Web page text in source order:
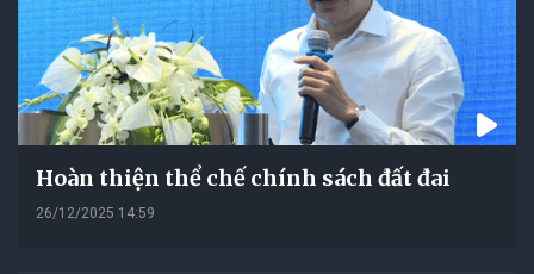
Hoàn thiện thể chế chính sách đất đai
26/12/2025 14:59